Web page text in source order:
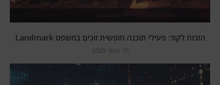
הזכות לקוד: פעילי תוכנה חופשית זוכים במשפט Landmark
10 ינואר 2025